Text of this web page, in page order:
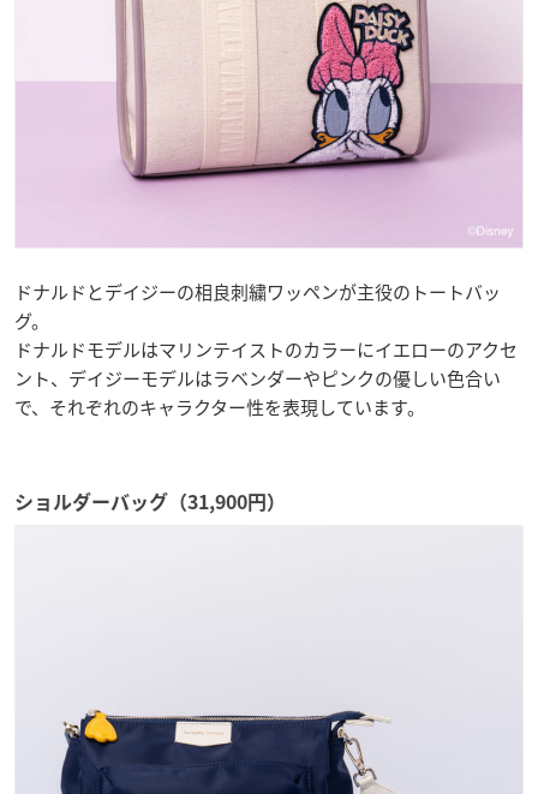
ドナルドとデイジーの相良刺繍ワッペンが主役のトートバッ
グ。
ドナルドモデルはマリンテイストのカラーにイエローのアクセ
ント、デイジーモデルはラベンダーやピンクの優しい色合い
で、それぞれのキャラクター性を表現しています。
ショルダーバッグ（31,900円）